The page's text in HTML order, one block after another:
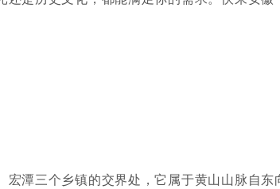
宏潭三个乡镇的交界处，它属于黄山山脉自东